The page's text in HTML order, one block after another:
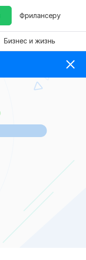
Фрилансеру
Бизнес и жизнь